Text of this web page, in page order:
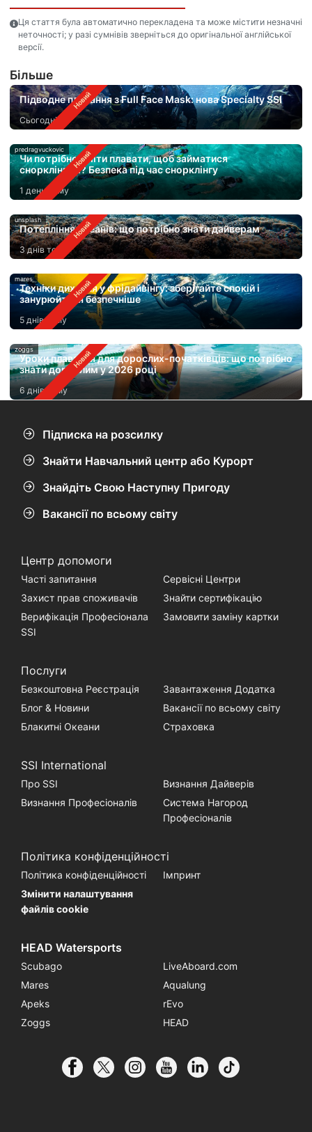
Ця стаття була автоматично перекладена та може містити незначні
неточності; у разі сумнівів зверніться до оригінальної англійської
версії.
Бiльше
Підводне плавання з Full Face Mask: нова Specialty SSI
Сьогодні
predragvuckovic
Чи потрібно вміти плавати, щоб займатися
снорклінгом? Безпека під час снорклінгу
1 день тому
unsplash
Потепління океанів: що потрібно знати дайверам
3 днів тому
mares
Техніки дихання у фрідайвінгу: зберігайте спокій і
занурюйтеся безпечніше
5 днів тому
zoggs
Уроки плавання для дорослих-початківців: що потрібно
знати дорослим у 2026 році
6 днів тому
Підписка на розсилку
Знайти Навчальний центр або Курорт
Знайдіть Свою Наступну Пригоду
Вакансії по всьому світу
Центр допомоги
Часті запитання
Сервісні Центри
Захист прав споживачів
Знайти сертифікацію
Верифікація Професіонала
SSI
Замовити заміну картки
Послуги
Безкоштовна Реєстрація
Завантаження Додатка
Блог & Новини
Вакансії по всьому світу
Блакитні Океани
Страховка
SSI International
Про SSI
Визнання Дайверів
Визнання Професіоналів
Система Нагород
Професіоналів
Політика конфіденційності
Політика конфіденційності
Імпринт
Змінити налаштування
файлів cookie
HEAD Watersports
Scubago
LiveAboard.com
Mares
Aqualung
Apeks
rEvo
Zoggs
HEAD